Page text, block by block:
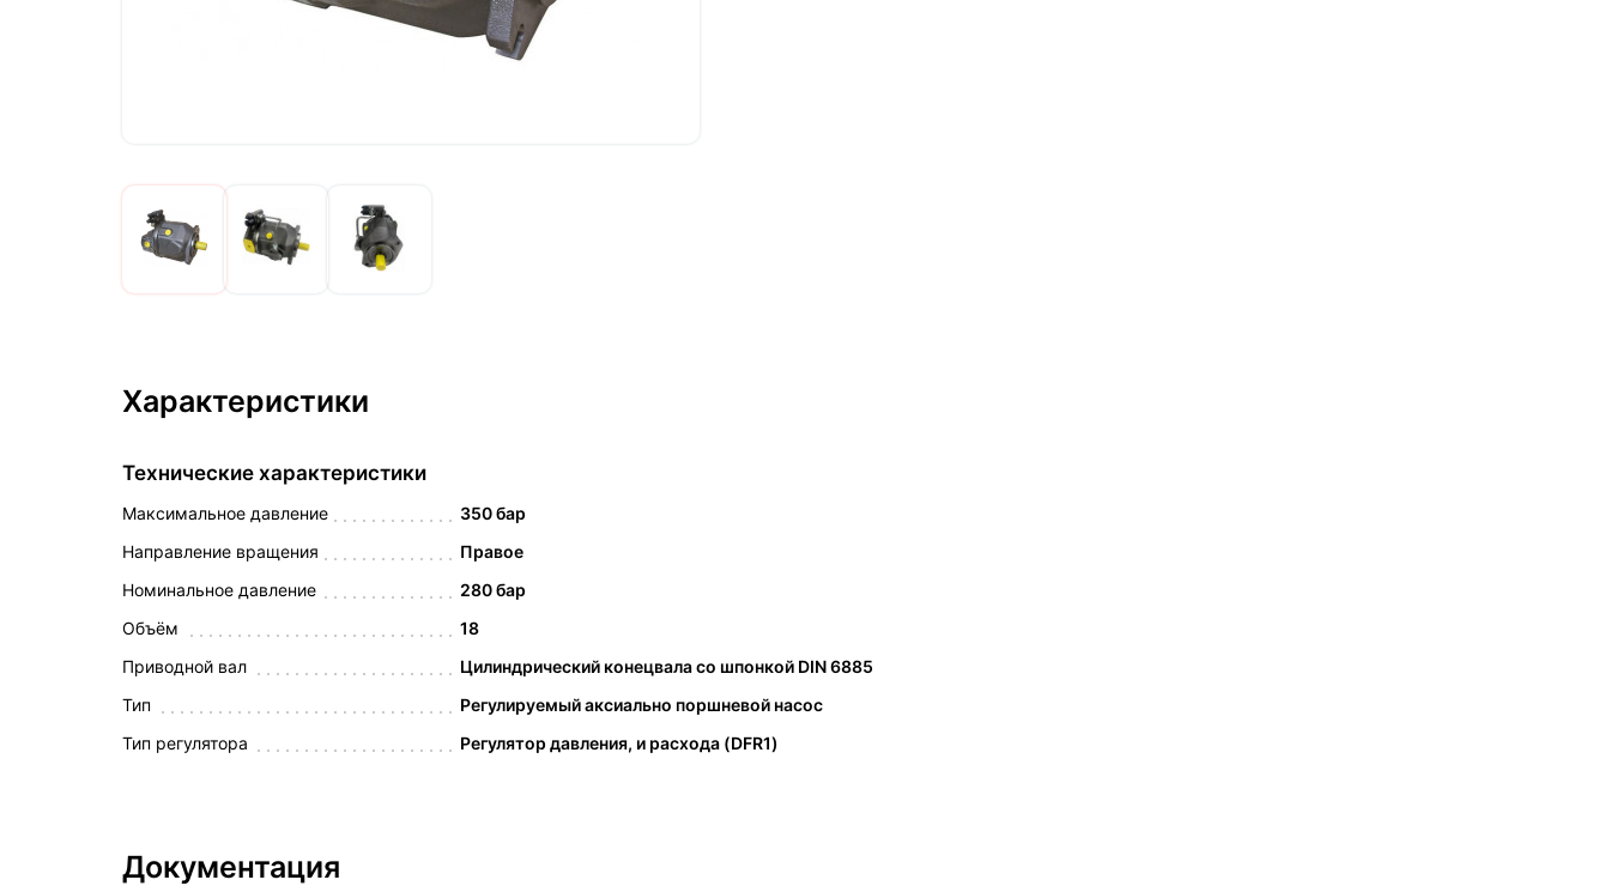
Характеристики
Технические характеристики
Максимальное давление
350 бар
Направление вращения
Правое
Номинальное давление
280 бар
Объём
18
Приводной вал
Цилиндрический конецвала со шпонкой DIN 6885
Тип
Регулируемый аксиально поршневой насос
Тип регулятора
Регулятор давления, и расхода (DFR1)
Документация